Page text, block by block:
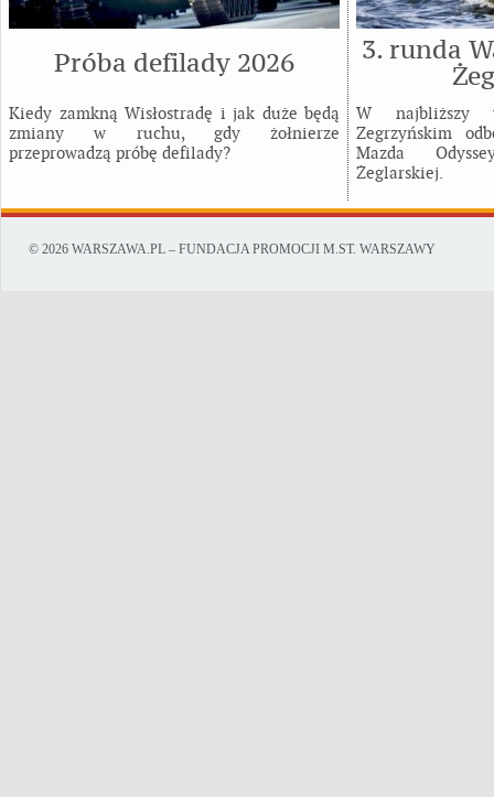
Próba defilady 2026
Kiedy zamkną Wisłostradę i jak duże będą
zmiany w ruchu, gdy żołnierze
przeprowadzą próbę defilady?
3. runda
W najbliższy
Zegrzyńskim
Mazda
Żeglarskiej.
© 2026 WARSZAWA.PL – FUNDACJA PROMOCJI M.ST. WARSZAWY